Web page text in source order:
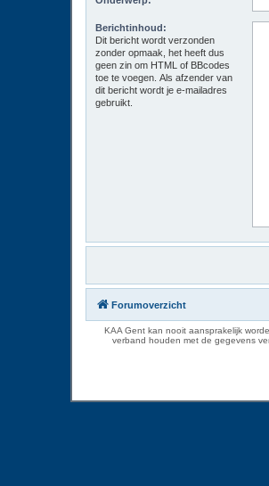
Berichtinhoud:
Dit bericht wordt verzonden
zonder opmaak, het heeft dus
geen zin om HTML of BBcodes
toe te voegen. Als afzender van
dit bericht wordt je e-mailadres
gebruikt.
Forumoverzicht
KAA Gent kan nooit aansprakelijk
verband houden met de gegevens